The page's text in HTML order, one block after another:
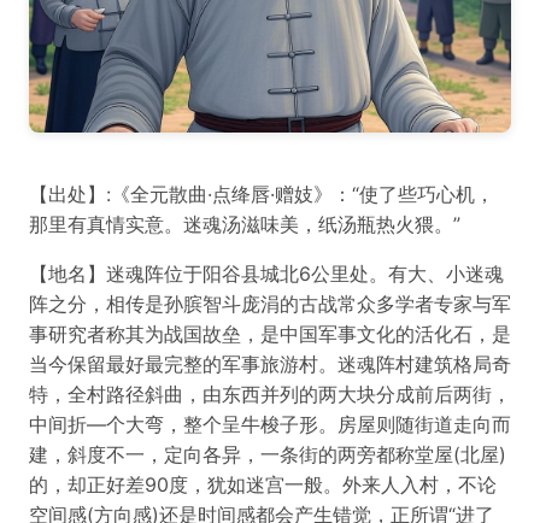
【出处】:《全元散曲·点绛唇·赠妓》：“使了些巧心机，
那里有真情实意。迷魂汤滋味美，纸汤瓶热火猥。”
【地名】迷魂阵位于阳谷县城北6公里处。有大、小迷魂
阵之分，相传是孙膑智斗庞涓的古战常众多学者专家与军
事研究者称其为战国故垒，是中国军事文化的活化石，是
当今保留最好最完整的军事旅游村。迷魂阵村建筑格局奇
特，全村路径斜曲，由东西并列的两大块分成前后两街，
中间折—个大弯，整个呈牛梭子形。房屋则随街道走向而
建，斜度不一，定向各异，一条街的两旁都称堂屋(北屋)
的，却正好差90度，犹如迷宫一般。外来人入村，不论
空间感(方向感)还是时间感都会产生错觉，正所谓“进了